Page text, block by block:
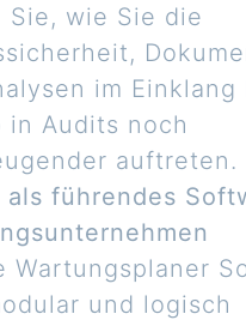
Sie, wie Sie die
im Einklang
in Audits noch
auftreten.
als führendes
Wartungsplaner
und logisch